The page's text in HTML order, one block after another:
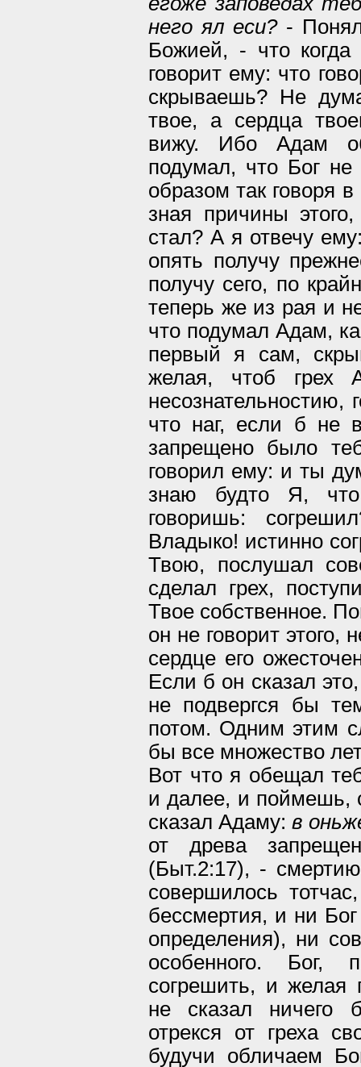
него ял еси?- Понял
Божией, - что
говорит ему: что
скрываешь? Не
твое, а сердца
вижу. Ибо Адам
подумал, что Бог не
образом так говоря
зная причины
стал? А я отвечу
опять получу
получу сего, по
теперь же из рая и
что подумал Адам,
первый я сам,
желая, чтоб грех
несознательностию,
что наг, если б не
запрещено было
говорил ему: и ты
знаю будто Я,
говоришь:
Владыко! истинно
Твою, послушал
сделал грех,
Твое собственное.
он не говорит этого,
сердце его
Если б он сказал
не подвергся бы
потом. Одним этим
бы все множество
Вот что я обещал
и далее, и поймешь,
сказал Адаму: в
от древа
(Быт.2:17), -
совершилось
бессмертия, и ни Бог
определения), ни
особенного.
согрешить, и желая
не сказал ничего
отрекся от греха
будучи обличаем